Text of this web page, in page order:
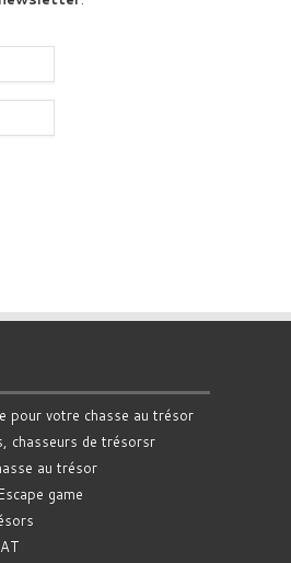
pour votre chasse au trésor
chasseurs de trésorsr
au trésor
game